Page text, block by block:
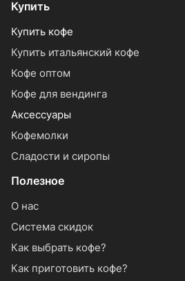
Купить
Купить кофе
Купить итальянский кофе
Кофе оптом
Кофе для вендинга
Аксессуары
Кофемолки
Сладости и сиропы
Полезное
О нас
Система скидок
Как выбрать кофе?
Как приготовить кофе?